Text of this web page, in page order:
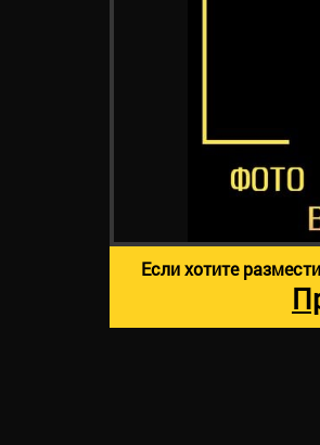
Если хотите